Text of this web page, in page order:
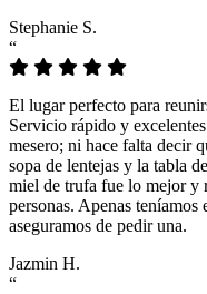
Stephanie S.
“
El lugar perfecto para
Servicio rápido y
mesero; ni hace falta decir
sopa de lentejas y la tabla
miel de trufa fue lo mejor y
personas. Apenas teníamos
aseguramos de pedir una.
Jazmin H.
“